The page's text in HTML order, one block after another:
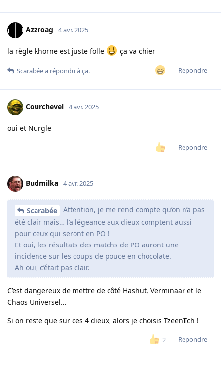
Azzroag 4 avr. 2025
la règle khorne est juste folle ça va chier
Répondre
Scarabéea répondu à ça.
Courchevel 4 avr. 2025
oui et Nurgle
Répondre
Budmilka 4 avr. 2025
Scarabée
Attention, je me rend compte qu’on n’a pas
été clair mais… l’allégeance aux dieux comptent aussi
pour ceux qui seront en PO !
Et oui, les résultats des matchs de PO auront une
incidence sur les coups de pouce en chocolate.
Ah oui, c’était pas clair.
C’est dangereux de mettre de côté Hashut, Verminaar et le
Chaos Universel…
Si on reste que sur ces 4 dieux, alors je choisis TzeenTch !
2 Répondre